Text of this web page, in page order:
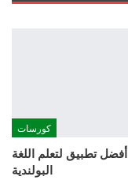
كورسات
أفضل تطبيق لتعلم اللغة
البولندية